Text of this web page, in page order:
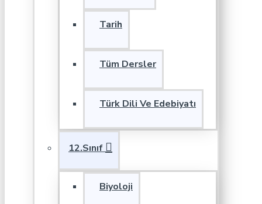
Tarih
Tüm Dersler
Türk Dili Ve Edebiyatı
12.Sınıf
Biyoloji